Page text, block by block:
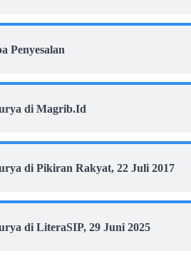
Penyesalan
di Magrib.Id
di Pikiran Rakyat, 22 Juli 2017
di LiteraSIP, 29 Juni 2025